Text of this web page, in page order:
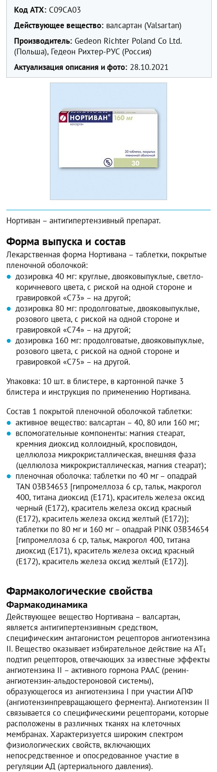
Код ATX: C09CA03
Действующее вещество: валсартан (Valsartan)
Производитель: Gedeon Richter Poland Co Ltd.
(Польша), Гедеон Рихтер-РУС (Россия)
Актуализация описания и фото: 28.10.2021
Нортиван – антигипертензивный препарат.
Форма выпуска и состав
Лекарственная форма Нортивана – таблетки, покрытые
пленочной оболочкой:
дозировка 40 мг: круглые, двояковыпуклые, светло-
коричневого цвета, с риской на одной стороне и
гравировкой «С73» – на другой;
дозировка 80 мг: продолговатые, двояковыпуклые,
розового цвета, с риской на одной стороне и
гравировкой «С74» – на другой;
дозировка 160 мг: продолговатые, двояковыпуклые,
розового цвета, с риской на одной стороне и
гравировкой «С75» – на другой.
Упаковка: 10 шт. в блистере, в картонной пачке 3
блистера и инструкция по применению Нортивана.
Состав 1 покрытой пленочной оболочкой таблетки:
активное вещество: валсартан – 40, 80 или 160 мг;
вспомогательные компоненты: магния стеарат,
кремния диоксид коллоидный, кросповидон,
целлюлоза микрокристаллическая, внешняя фаза
(целлюлоза микрокристаллическая, магния стеарат);
пленочная оболочка: таблетки по 40 мг – опадрай
TAN 03B34653 [гипромеллоза 6 ср, тальк, макрогол
400, титана диоксид (Е171), краситель железа оксид
черный (Е172), краситель железа оксид красный
(Е172), краситель железа оксид желтый (Е172)];
таблетки по 80 мг и 160 мг – опадрай PINK 03B34654
[гипромеллоза 6 ср, тальк, макрогол 400, титана
диоксид (Е171), краситель железа оксид красный
(Е172), краситель железа оксид желтый (Е172)].
Фармакологические свойства
Фармакодинамика
Действующее вещество Нортивана – валсартан,
является антигипертензивным средством,
специфическим антагонистом рецепторов ангиотензина
II. Вещество оказывает избирательное действие на AT1
подтип рецепторов, отвечающих за известные эффекты
ангиотензина II – активного гормона РААС (ренин-
ангиотензин-альдостероновой системы),
образующегося из ангиотензина I при участии АПФ
(ангиотензинпревращающего фермента). Ангиотензин II
связывается со специфическими рецепторами, которые
расположены в различных тканях на клеточных
мембранах. Характеризуется широким спектром
физиологических свойств, включающих
непосредственное и опосредованное участие в
регуляции АД (артериального давления).